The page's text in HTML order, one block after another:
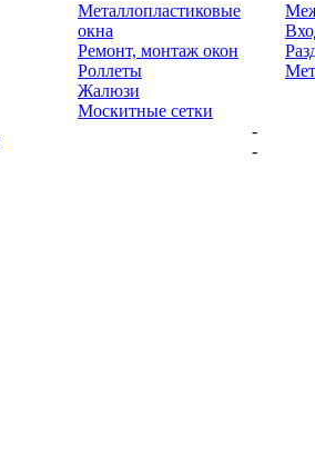
Металлопластиковые
окна
Ремонт, монтаж окон
Роллеты
Жалюзи
Москитные сетки
-
-